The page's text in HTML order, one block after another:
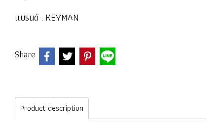
แบรนด์ : KEYMAN
Share
Product description